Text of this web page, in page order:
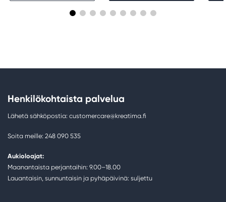
Henkilökohtaista palvelua
Lähetä sähköpostia: customercare@kreatima.fi
Soita meille: 248 090 535
Aukioloajat:
Maanantaista perjantaihin: 9.00–18.00
Lauantaisin, sunnuntaisin ja pyhäpäivinä: suljettu